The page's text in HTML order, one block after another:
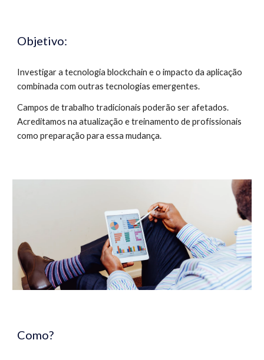
Objetivo:
Investigar a tecnologia blockchain e o impacto da aplicação
combinada com outras tecnologias emergentes.
Campos de trabalho tradicionais poderão ser afetados.
Acreditamos na atualização e treinamento de profissionais
como preparação para essa mudança.
Como?